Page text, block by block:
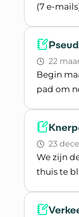
(7 e-
22
Begin
pad om
23
We zijn
thuis te